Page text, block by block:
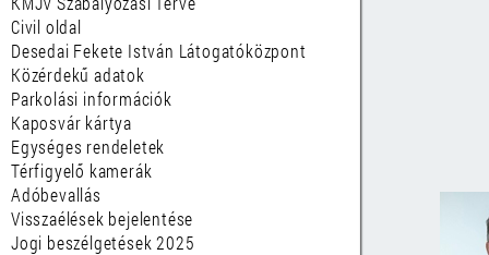
Civil oldal
Desedai Fekete István Látogatóközpont
Közérdekű adatok
Parkolási információk
Kaposvár kártya
Egységes rendeletek
Térfigyelő kamerák
Adóbevallás
Visszaélések bejelentése
Jogi beszélgetések 2025